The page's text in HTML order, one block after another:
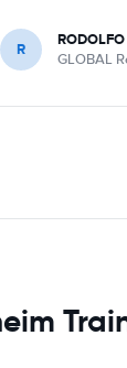
R RODOLFO
GLOBAL